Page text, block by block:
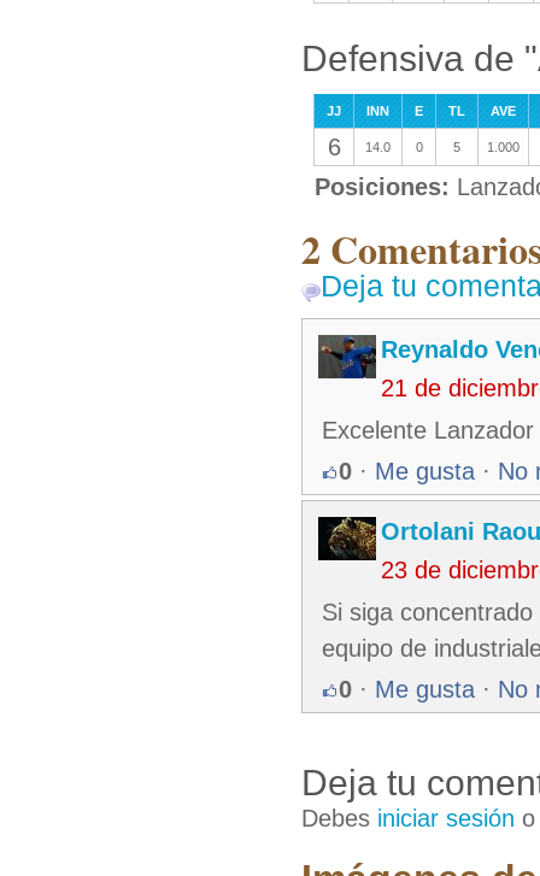
Defensiva de
JJ INN E TL AVE
6 14.0 0 5 1.000
Posiciones:
2
Deja tu
Reynaldo
21 de
Excelente
0 · Me gusta · No
Ortolani
23 de
Si siga
equipo de
0 · Me gusta · No
Deja tu
Debes iniciar sesión